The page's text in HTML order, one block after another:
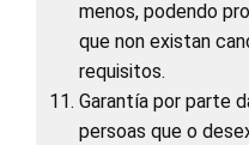
menos, podendo
que non existan
requisitos.
Garantía por parte
persoas que o